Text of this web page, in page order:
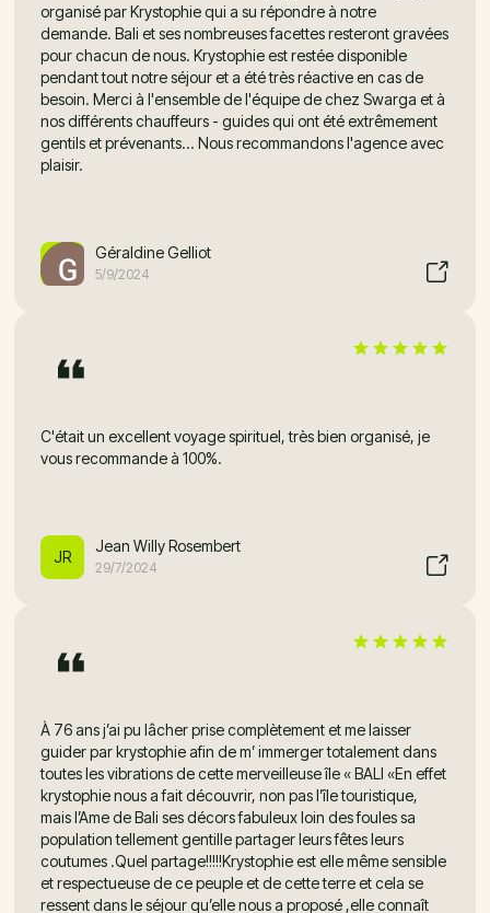
organisé par Krystophie qui a su répondre à notre
demande. Bali et ses nombreuses facettes resteront gravées
pour chacun de nous. Krystophie est restée disponible
pendant tout notre séjour et a été très réactive en cas de
besoin. Merci à l'ensemble de l'équipe de chez Swarga et à
nos différents chauffeurs - guides qui ont été extrêmement
gentils et prévenants... Nous recommandons l'agence avec
plaisir.
Géraldine Gelliot
5/9/2024
C'était un excellent voyage spirituel, très bien organisé, je
vous recommande à 100%.
JR
Jean Willy Rosembert
29/7/2024
À 76 ans j’ai pu lâcher prise complètement et me laisser
guider par krystophie afin de m’ immerger totalement dans
toutes les vibrations de cette merveilleuse île « BALI «En effet
krystophie nous a fait découvrir, non pas l’île touristique,
mais l’Ame de Bali ses décors fabuleux loin des foules sa
population tellement gentille partager leurs fêtes leurs
coutumes .Quel partage!!!!!Krystophie est elle même sensible
et respectueuse de ce peuple et de cette terre et cela se
ressent dans le séjour qu’elle nous a proposé ,elle connaît